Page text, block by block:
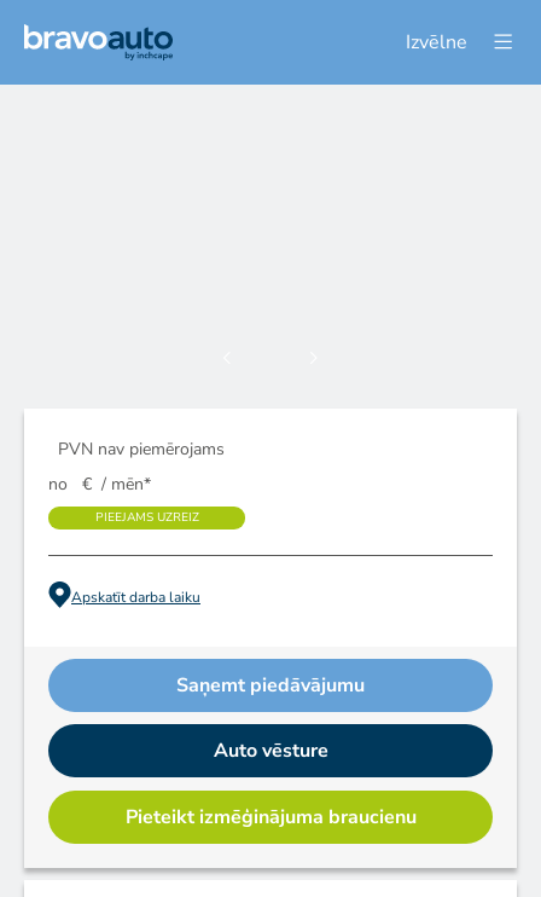
Izvēlne
PVN nav piemērojams
no
€ / mēn*
PIEEJAMS UZREIZ
Apskatīt darba laiku
Saņemt piedāvājumu
Auto vēsture
Pieteikt izmēģinājuma braucienu